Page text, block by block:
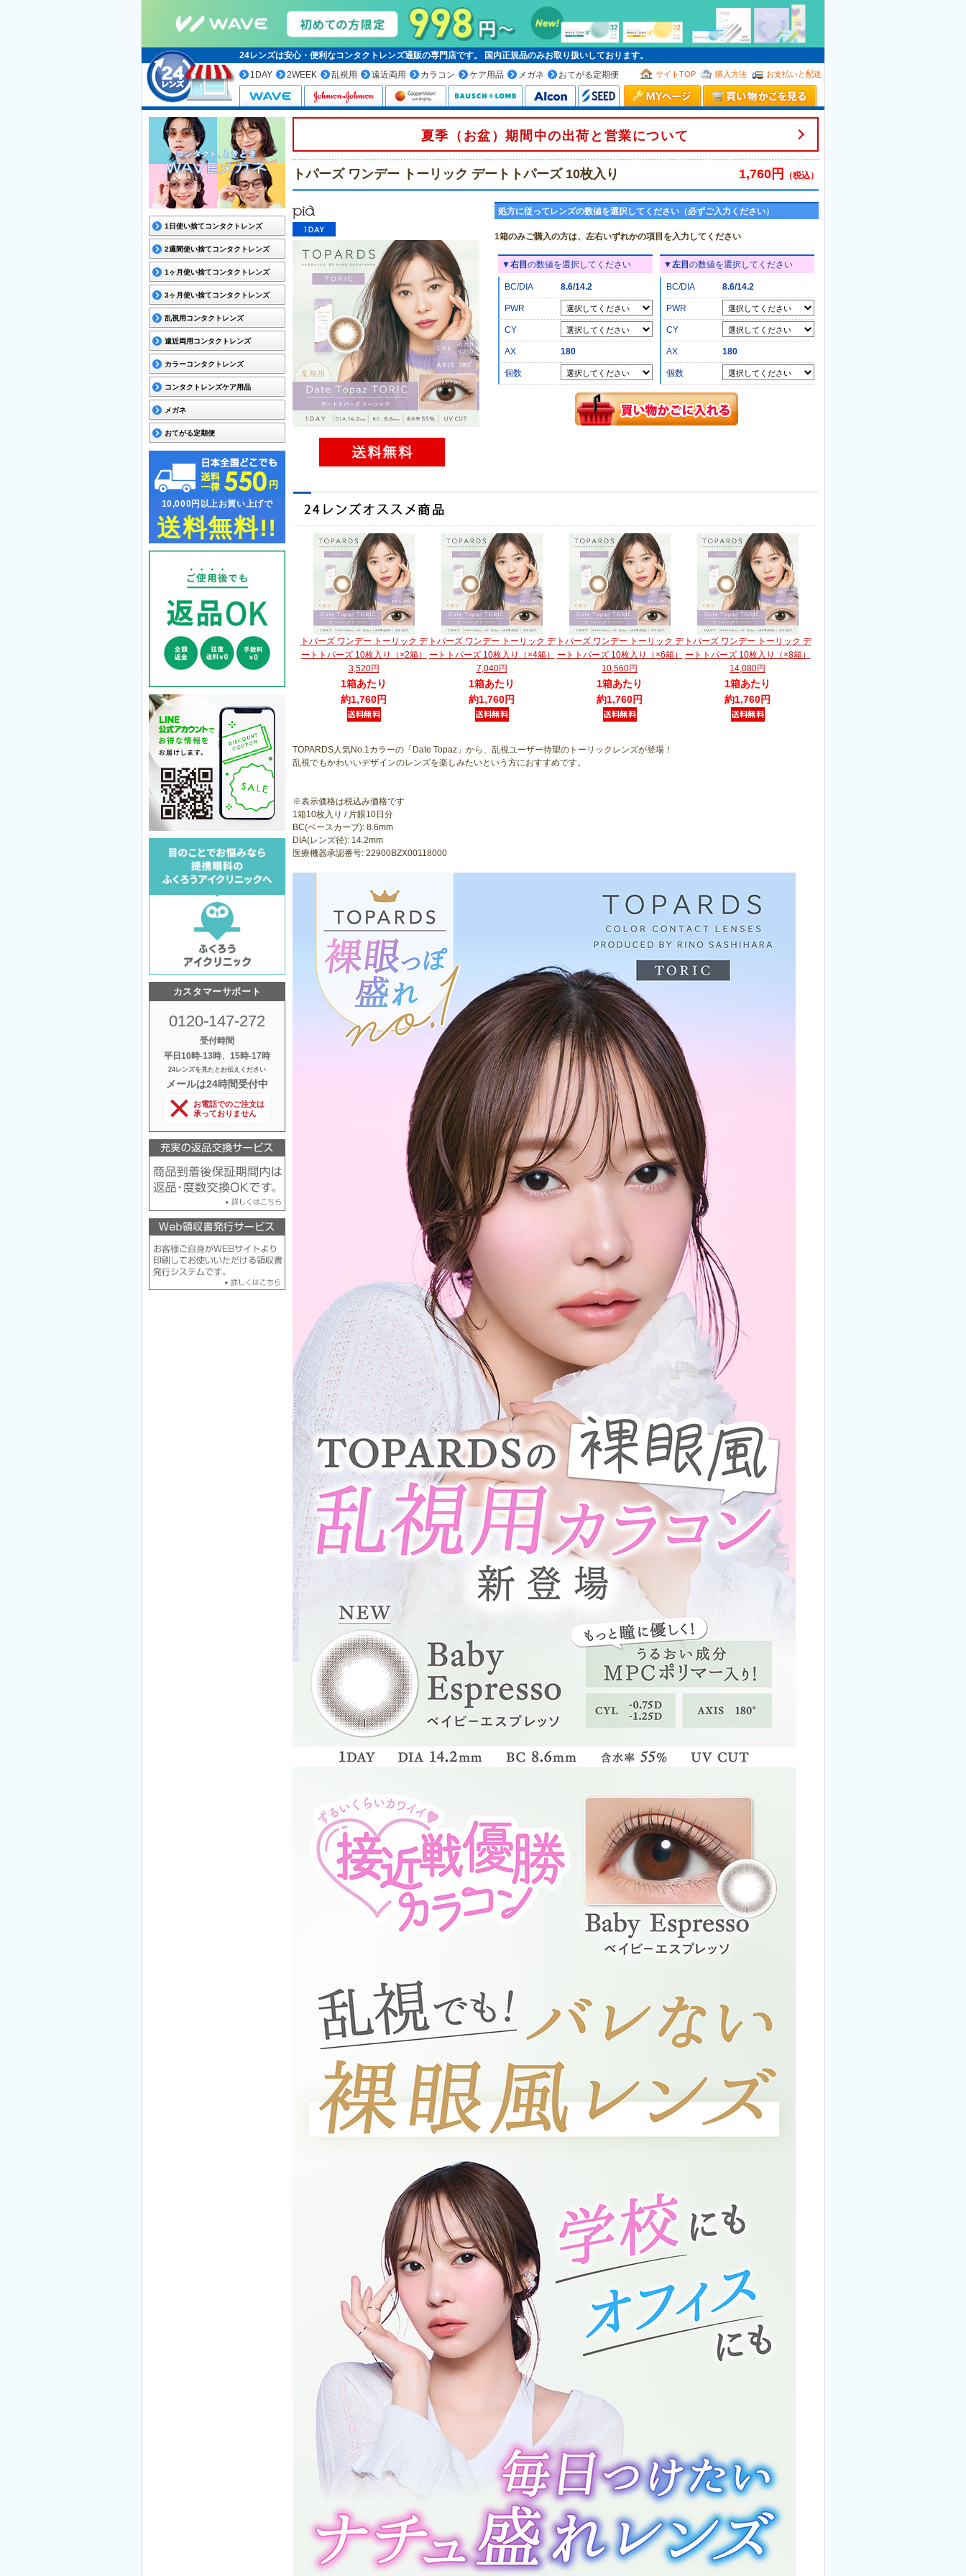
24レンズは安心・便利なコンタクトレンズ通販の専門店です。 国内正規品のみお取り扱いしております。
1DAY
2WEEK 乱視用 遠近両用 カラコン ケア用品 メガネ おてがる定期便 サイトTOP 購入方法 お支払いと配送
1日使い捨てコンタクトレンズ
2週間使い捨てコンタクトレンズ
1ヶ月使い捨てコンタクトレンズ
3ヶ月使い捨てコンタクトレンズ
乱視用コンタクトレンズ
遠近両用コンタクトレンズ
カラーコンタクトレンズ
コンタクトレンズケア用品
メガネ
おてがる定期便
10,000円以上お買い上げで
送料無料!!
カスタマーサポート
0120-147-272
受付時間
平日10時‐13時、15時‐17時
24レンズを見たとお伝えください
メールは24時間受付中
お電話でのご注文は
承っておりません
夏季（お盆）期間中の出荷と営業について
トパーズ ワンデー トーリック デートトパーズ 10枚入り 1,760円 （税込）
処方に従ってレンズの数値を選択してください（必ずご入力ください）
1箱のみご購入の方は、左右いずれかの項目を入力してください
▼右目の数値を選択してください
BC/DIA 8.6/14.2
PWR
CY
AX 180
個数
▼左目の数値を選択してください
BC/DIA 8.6/14.2
PWR
CY
AX 180
個数
トパーズ ワンデー トーリック デ
ートトパーズ 10枚入り（×2箱）
3,520円
1箱あたり
約1,760円
トパーズ ワンデー トーリック デ
ートトパーズ 10枚入り（×4箱）
7,040円
1箱あたり
約1,760円
トパーズ ワンデー トーリック デ
ートトパーズ 10枚入り（×6箱）
10,560円
1箱あたり
約1,760円
トパーズ ワンデー トーリック デ
ートトパーズ 10枚入り（×8箱）
14,080円
1箱あたり
約1,760円
TOPARDS人気No.1カラーの「Date Topaz」から、乱視ユーザー待望のトーリックレンズが登場！
乱視でもかわいいデザインのレンズを楽しみたいという方におすすめです。
※表示価格は税込み価格です
1箱10枚入り / 片眼10日分
BC(ベースカーブ): 8.6mm
DIA(レンズ径): 14.2mm
医療機器承認番号: 22900BZX00118000